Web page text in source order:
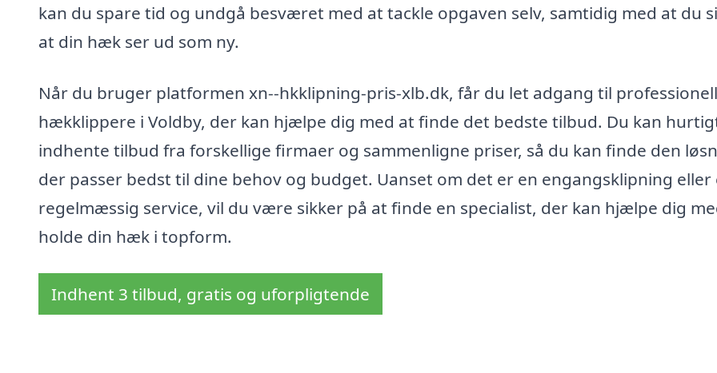
kan du spare tid og undgå besværet med at tackle opgaven selv, samtidig med at du
at din hæk ser ud som ny.
Når du bruger platformen xn--hkklipning-pris-xlb.dk, får du let adgang til
hækklippere i Voldby, der kan hjælpe dig med at finde det bedste tilbud. Du kan
indhente tilbud fra forskellige firmaer og sammenligne priser, så du kan finde den
der passer bedst til dine behov og budget. Uanset om det er en engangsklipning eller
regelmæssig service, vil du være sikker på at finde en specialist, der kan hjælpe dig
holde din hæk i topform.
Indhent 3 tilbud, gratis og uforpligtende